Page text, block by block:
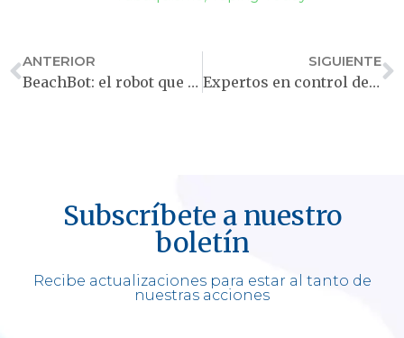
ANTERIOR
BeachBot: el robot que limpia las playas de colillas de cigarrillo
SIGUIENTE
Expertos en control del tabaco se unen para dar un respaldo sin precedentes al vapeo
Subscríbete a nuestro
boletín
Recibe actualizaciones para estar al tanto de
nuestras acciones